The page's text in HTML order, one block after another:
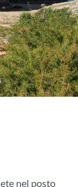
nel posto